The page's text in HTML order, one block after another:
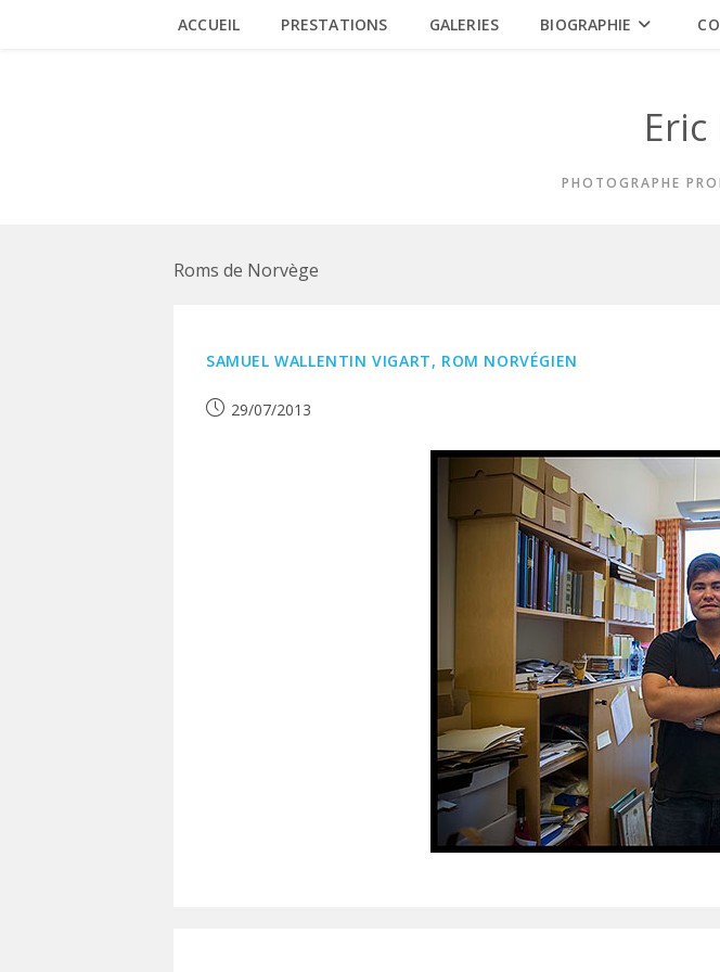
ACCUEIL PRESTATIONS GALERIES BIOGRAPHIE
Eric
PHOTOGRAPHE
Roms de Norvège
SAMUEL WALLENTIN VIGART, ROM NORVÉGIEN
Publication
29/07/2013